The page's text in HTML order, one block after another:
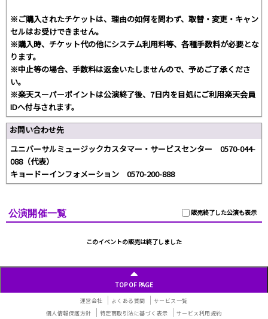
※ご購入されたチケットは、理由の如何を問わず、取替・変更・キャン
セルはお受けできません。
※購入時、チケット代の他にシステム利用料等、各種手数料が必要とな
ります。
※中止等の場合、手数料は返金いたしませんので、予めご了承くださ
い。
※楽天スーパーポイントは公演終了後、7日内を目処にご利用楽天会員
IDへ付与されます。
お問い合わせ先
ユニバーサルミュージックカスタマー・サービスセンター 0570-044-
088（代表）
キョードーインフォメーション 0570-200-888
販売終了した公演も表示
公演開催一覧
このイベントの販売は終了しました
TOP OF PAGE
運営会社 よくある質問
サービス一覧
個人情報保護方針
特定商取引法に基づく表示 サービス利用規約